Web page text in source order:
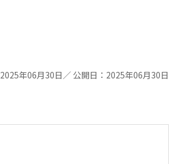
年06月30日／ 公開日：2025年06月30日